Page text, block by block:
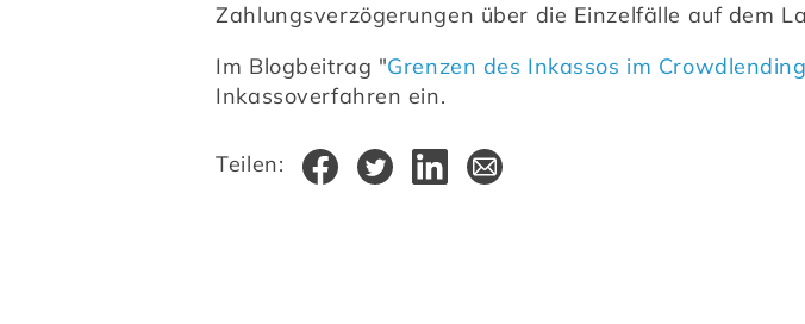
Zahlungsverzögerungen über die Einzelfälle auf dem
Im Blogbeitrag "Grenzen des Inkassos im
Inkassoverfahren ein.
Teilen: